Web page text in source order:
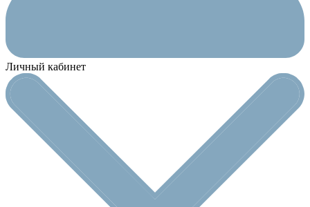
Личный кабинет